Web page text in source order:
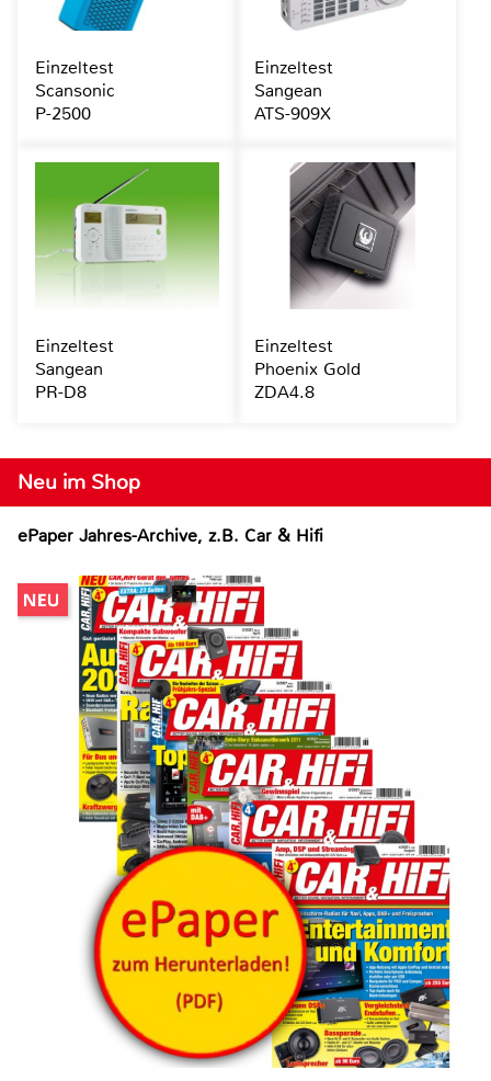
Neu im Shop
ePaper Jahres-Archive, z.B. Car & Hifi
Einzeltest
Scansonic
P-2500
Einzeltest
Sangean
ATS-909X
Einzeltest
Sangean
PR-D8
Einzeltest
Phoenix Gold
ZDA4.8